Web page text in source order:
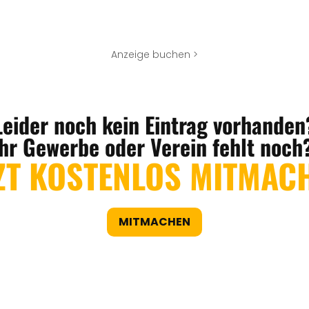
Anzeige buchen >
noch kein Eintrag
Gewerbe oder Verein fehlt
KOSTENLOS
MITMACHEN